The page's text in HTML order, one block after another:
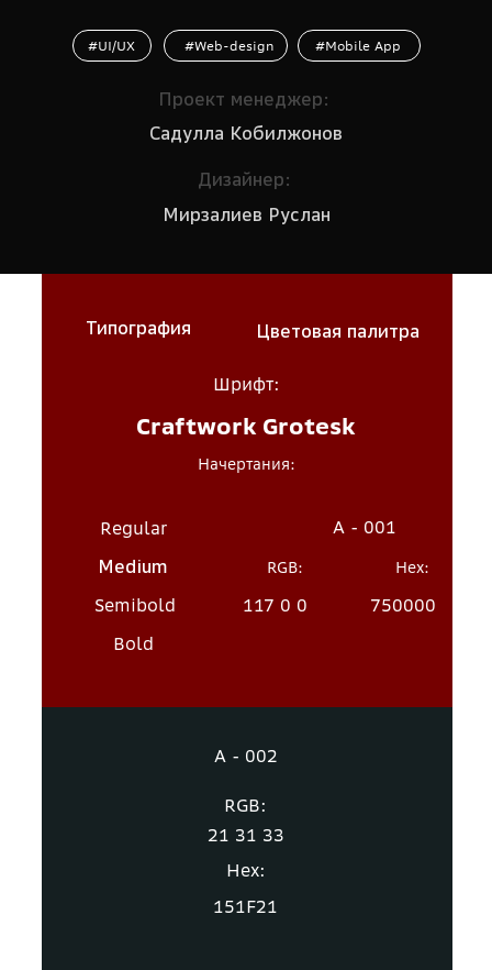
Проект менеджер:
Садулла Кобилжонов
Мирзалиев Руслан
Дизайнер:
#UI/UX #Web-design #Mobile App
A - 001
A - 002
Hex:
750000
Hex:
RGB:
117 0 0
RGB:
151F21
21 31 33
Шрифт:
Начертания:
Craftwork Grotesk
Regular
Medium
Semibold
Bold
Типография Цветовая палитра